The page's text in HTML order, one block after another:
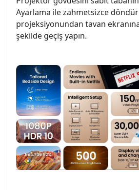
Ayarlama ile zahmetsizce
projeksiyonundan tavan
şekilde geçiş yapın.